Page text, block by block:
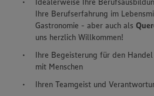
Ihre Berufserfahrung im
Gastronomie - aber auch als
uns herzlich Willkommen!
Ihre Begeisterung für den
mit Menschen
Ihren Teamgeist und